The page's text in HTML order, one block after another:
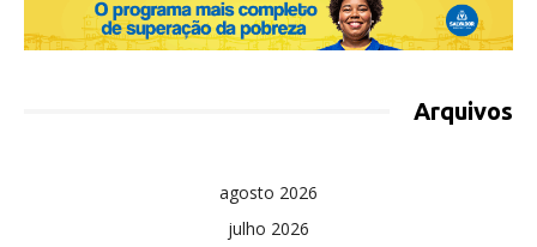
Arquivos
agosto 2026
julho 2026